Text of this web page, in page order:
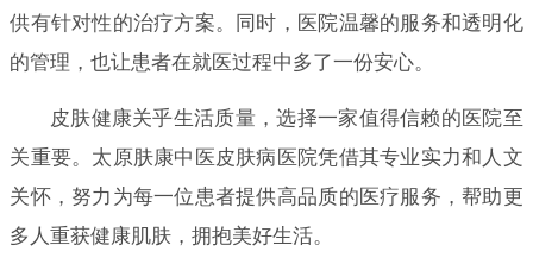
供有针对性的治疗方案。同时，医院温馨的服务和透明化
的管理，也让患者在就医过程中多了一份安心。
皮肤健康关乎生活质量，选择一家值得信赖的医院至
关重要。太原肤康中医皮肤病医院凭借其专业实力和人文
关怀，努力为每一位患者提供高品质的医疗服务，帮助更
多人重获健康肌肤，拥抱美好生活。